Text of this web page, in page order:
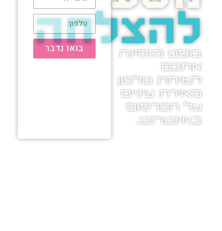
להצלחה
בוסט מזמינה
אתכם
לשיחת טלפון
מאירת עיניים
על הפרסום
באינטרנט.
בואו נדבר